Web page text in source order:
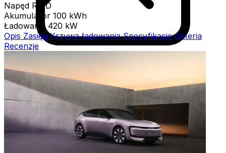
4 warianty
Napęd RWD
Akumulator 100 kWh
Ładowanie 420 kW
Opis ZasięgKrzywa ładowaniaSpecyfikacjeGaleria
Recenzje